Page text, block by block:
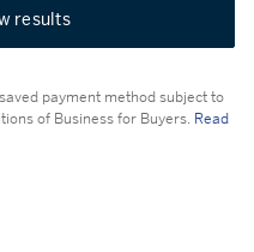
results
payment method subject to
of Business for Buyers. Read